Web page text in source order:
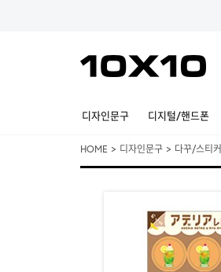
디자인문구 디지털/핸드폰
HOME > 디자인문구 > 다꾸/스티커